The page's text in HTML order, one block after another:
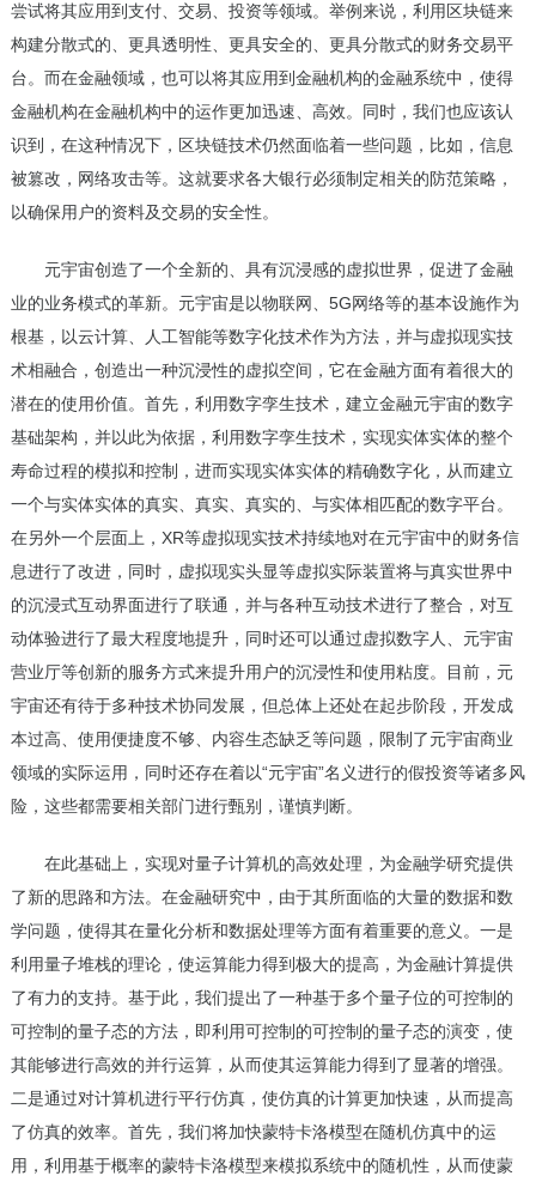
尝试将其应用到支付、交易、投资等领域。举例来说，利用区块链来
构建分散式的、更具透明性、更具安全的、更具分散式的财务交易平
台。而在金融领域，也可以将其应用到金融机构的金融系统中，使得
金融机构在金融机构中的运作更加迅速、高效。同时，我们也应该认
识到，在这种情况下，区块链技术仍然面临着一些问题，比如，信息
被篡改，网络攻击等。这就要求各大银行必须制定相关的防范策略，
以确保用户的资料及交易的安全性。
元宇宙创造了一个全新的、具有沉浸感的虚拟世界，促进了金融
业的业务模式的革新。元宇宙是以物联网、5G网络等的基本设施作为
根基，以云计算、人工智能等数字化技术作为方法，并与虚拟现实技
术相融合，创造出一种沉浸性的虚拟空间，它在金融方面有着很大的
潜在的使用价值。首先，利用数字孪生技术，建立金融元宇宙的数字
基础架构，并以此为依据，利用数字孪生技术，实现实体实体的整个
寿命过程的模拟和控制，进而实现实体实体的精确数字化，从而建立
一个与实体实体的真实、真实、真实的、与实体相匹配的数字平台。
在另外一个层面上，XR等虚拟现实技术持续地对在元宇宙中的财务信
息进行了改进，同时，虚拟现实头显等虚拟实际装置将与真实世界中
的沉浸式互动界面进行了联通，并与各种互动技术进行了整合，对互
动体验进行了最大程度地提升，同时还可以通过虚拟数字人、元宇宙
营业厅等创新的服务方式来提升用户的沉浸性和使用粘度。目前，元
宇宙还有待于多种技术协同发展，但总体上还处在起步阶段，开发成
本过高、使用便捷度不够、内容生态缺乏等问题，限制了元宇宙商业
领域的实际运用，同时还存在着以“元宇宙”名义进行的假投资等诸多风
险，这些都需要相关部门进行甄别，谨慎判断。
在此基础上，实现对量子计算机的高效处理，为金融学研究提供
了新的思路和方法。在金融研究中，由于其所面临的大量的数据和数
学问题，使得其在量化分析和数据处理等方面有着重要的意义。一是
利用量子堆栈的理论，使运算能力得到极大的提高，为金融计算提供
了有力的支持。基于此，我们提出了一种基于多个量子位的可控制的
可控制的量子态的方法，即利用可控制的可控制的量子态的演变，使
其能够进行高效的并行运算，从而使其运算能力得到了显著的增强。
二是通过对计算机进行平行仿真，使仿真的计算更加快速，从而提高
了仿真的效率。首先，我们将加快蒙特卡洛模型在随机仿真中的运
用，利用基于概率的蒙特卡洛模型来模拟系统中的随机性，从而使蒙